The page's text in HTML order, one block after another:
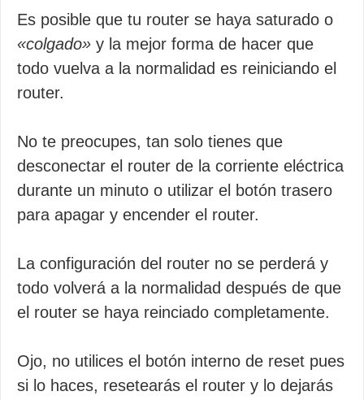
Es posible que tu router se haya saturado o
«colgado» y la mejor forma de hacer que
todo vuelva a la normalidad es reiniciando el
router.
No te preocupes, tan solo tienes que
desconectar el router de la corriente eléctrica
durante un minuto o utilizar el botón trasero
para apagar y encender el router.
La configuración del router no se perderá y
todo volverá a la normalidad después de que
el router se haya reinciado completamente.
Ojo, no utilices el botón interno de reset pues
si lo haces, resetearás el router y lo dejarás